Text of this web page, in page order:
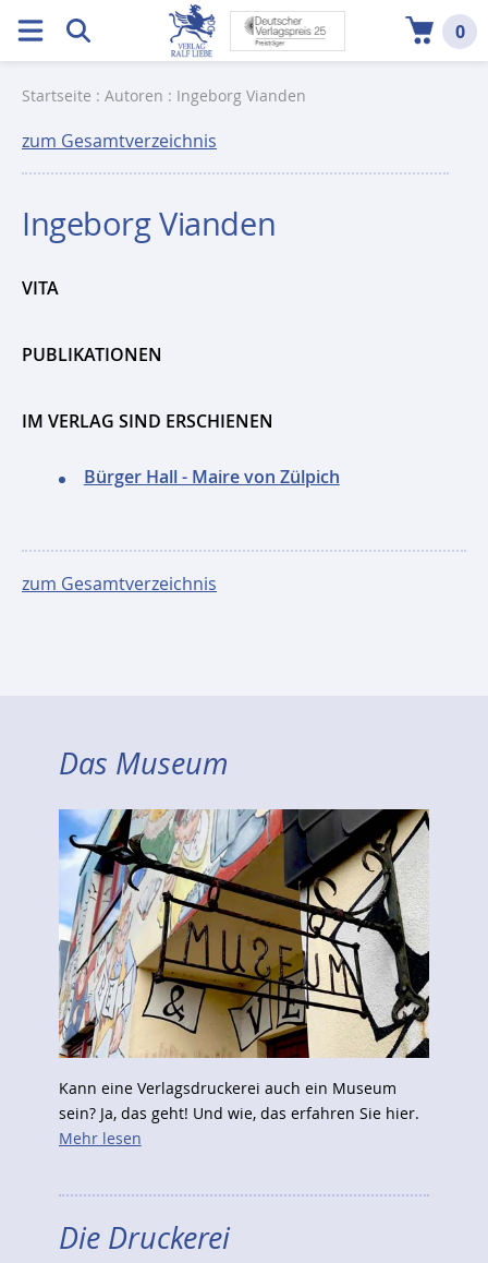
0
Startseite : Autoren : Ingeborg Vianden
zum Gesamtverzeichnis
Ingeborg Vianden
VITA
PUBLIKATIONEN
IM VERLAG SIND ERSCHIENEN
Bürger Hall - Maire von Zülpich
zum Gesamtverzeichnis
Das Museum
Kann eine Verlagsdruckerei auch ein Museum
sein? Ja, das geht! Und wie, das erfahren Sie hier.
Mehr lesen
Die Druckerei